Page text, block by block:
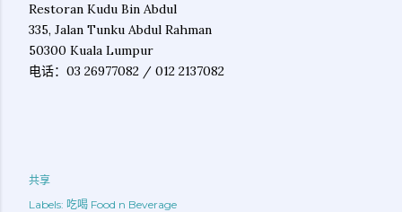
Restoran Kudu Bin Abdul
335, Jalan Tunku Abdul Rahman
50300 Kuala Lumpur
电话：03 26977082 / 012 2137082
共享
Labels: 吃喝 Food n Beverage